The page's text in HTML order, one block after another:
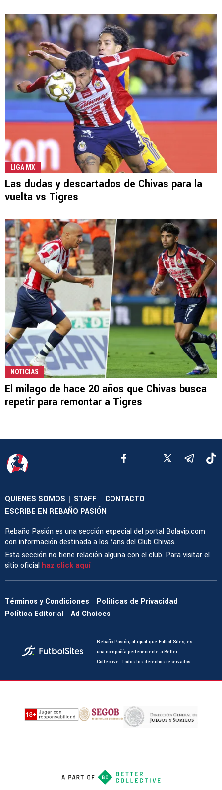
LIGA MX
Las dudas y descartados de Chivas para la
vuelta vs Tigres
NOTICIAS
El milago de hace 20 años que Chivas busca
repetir para remontar a Tigres
QUIENES SOMOS | STAFF | CONTACTO |
ESCRIBE EN REBAÑO PASIÓN
Rebaño Pasión es una sección especial del portal Bolavip.com
con información destinada a los fans del Club Chivas.
Esta sección no tiene relación alguna con el club. Para visitar el
sitio oficial haz click aquí
Términos y Condiciones
Políticas de Privacidad
Política Editorial
Ad Choices
Rebaño Pasión, al igual que Futbol Sites, es
una compañía perteneciente a Better
Collective. Todos los derechos reservados.